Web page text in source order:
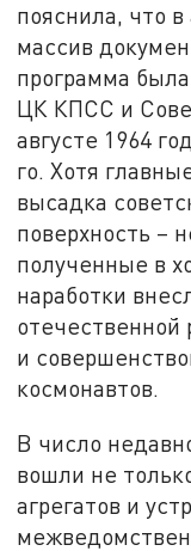
пояснила, что
массив
программа
ЦК КПСС и
августе 1964
го. Хотя
высадка
поверхность –
полученные в
наработки
отечественной
и
космонавтов.
В число
вошли не
агрегатов и